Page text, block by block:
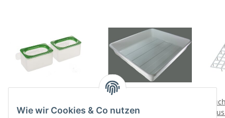
Wie wir Cookies & Co nutzen
Kunststoff für Tauben
STANDARD